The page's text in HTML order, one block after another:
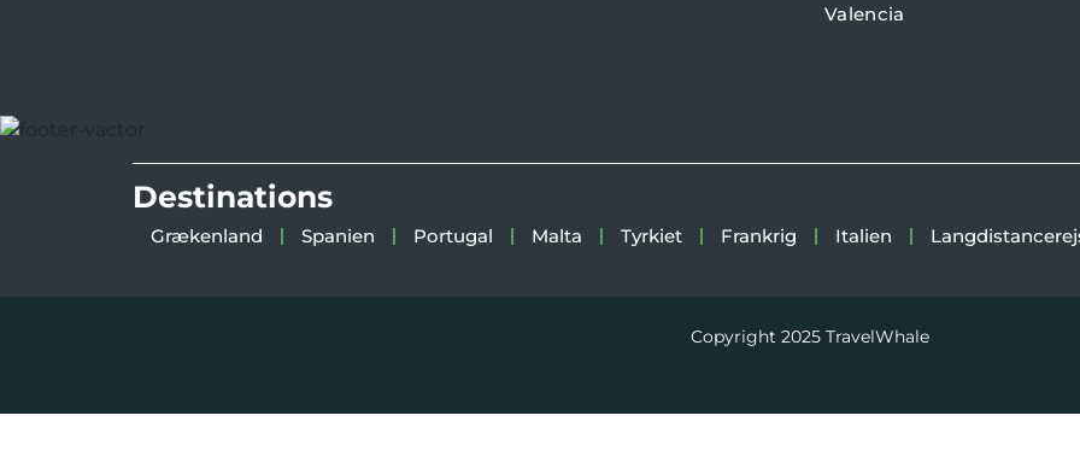
Valencia
Destinations
Grækenland Spanien Portugal Malta Tyrkiet Frankrig Italien
Copyright 2025 TravelWhale